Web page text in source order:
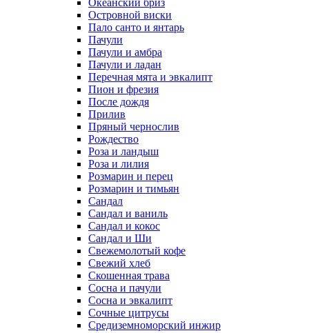
Океанский бриз
Островной виски
Пало санто и янтарь
Пачули
Пачули и амбра
Пачули и ладан
Перечная мята и эвкалипт
Пион и фрезия
После дождя
Прилив
Пряный чернослив
Рождество
Роза и ландыш
Роза и лилия
Розмарин и перец
Розмарин и тимьян
Сандал
Сандал и ваниль
Сандал и кокос
Сандал и Ши
Свежемолотый кофе
Свежий хлеб
Скошенная трава
Сосна и пачули
Сосна и эвкалипт
Сочные цитрусы
Средиземноморский инжир